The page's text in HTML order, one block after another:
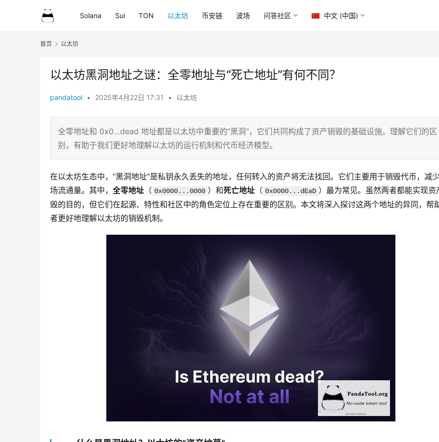
Solana Sui TON 以太坊 币安链 波场 问答社区 中文 (中国)
首页 以太坊
以太坊黑洞地址之谜：全零地址与“死亡地址”有何不同？
pandatool • 2025年4月22日 17:31 • 以太坊
全零地址和 0x0…dead 地址都是以太坊中重要的“黑洞”，它们共同构成了资产销毁的基础设施。理解它们的区
别，有助于我们更好地理解以太坊的运行机制和代币经济模型。
在以太坊生态中，“黑洞地址”是私钥永久丢失的地址，任何转入的资产将无法找回。它们主要用于销毁代币，减
场流通量。其中， 全零地址 （ 0x0000...0000 ）和死亡地址 （ 0x0000...dEaD ）最为常见。虽然两者都能实现资
毁的目的，但它们在起源、特性和社区中的角色定位上存在重要的区别。本文将深入探讨这两个地址的异同，帮
者更好地理解以太坊的销毁机制。